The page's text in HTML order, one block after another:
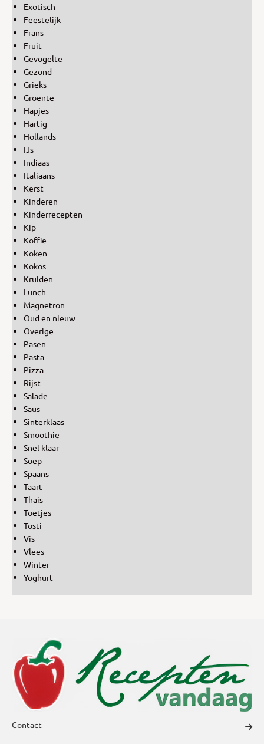
Exotisch
Feestelijk
Frans
Fruit
Gevogelte
Gezond
Grieks
Groente
Hapjes
Hartig
Hollands
IJs
Indiaas
Italiaans
Kerst
Kinderen
Kinderrecepten
Kip
Koffie
Koken
Kokos
Kruiden
Lunch
Magnetron
Oud en nieuw
Overige
Pasen
Pasta
Pizza
Rijst
Salade
Saus
Sinterklaas
Smoothie
Snel klaar
Soep
Spaans
Taart
Thais
Toetjes
Tosti
Vis
Vlees
Winter
Yoghurt
Contact